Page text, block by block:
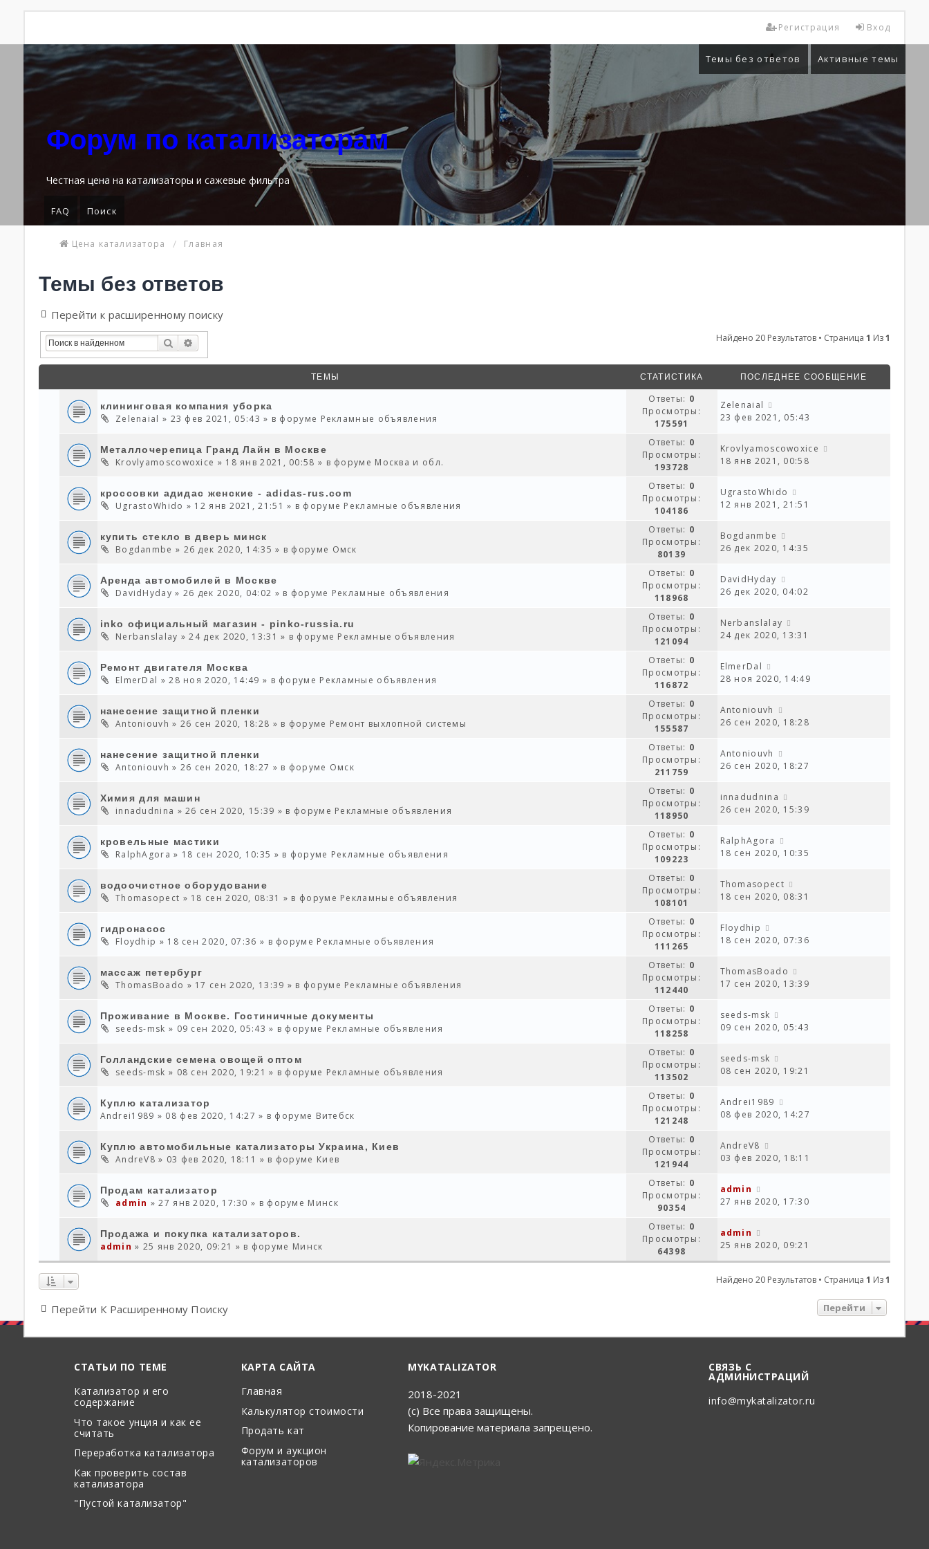
Вход
Регистрация
Темы без ответов Активные темы
Форум по катализаторам
Честная цена на катализаторы и сажевые фильтра
FAQ Поиск
Цена катализатора Главная
Темы без ответов
Перейти к расширенному поиску
Поиск Найдено 20 Результатов • Страница1 Из1
ТЕМЫ СТАТИСТИКА ПОСЛЕДНЕЕ СООБЩЕНИЕ
клининговая компания уборка
Zelenaial » 23 фев 2021, 05:43 » в форуме Рекламные объявления
Ответы: 0
Просмотры:
175591
Zelenaial
23 фев 2021, 05:43
Металлочерепица Гранд Лайн в Москве
Krovlyamoscowoxice » 18 янв 2021, 00:58 » в форуме Москва и обл.
Ответы: 0
Просмотры:
193728
Krovlyamoscowoxice
18 янв 2021, 00:58
кроссовки адидас женские - adidas-rus.com
UgrastoWhido » 12 янв 2021, 21:51 » в форуме Рекламные объявления
Ответы: 0
Просмотры:
104186
UgrastoWhido
12 янв 2021, 21:51
купить стекло в дверь минск
Bogdanmbe » 26 дек 2020, 14:35 » в форуме Омск
Ответы: 0
Просмотры:
80139
Bogdanmbe
26 дек 2020, 14:35
Аренда автомобилей в Москве
DavidHyday » 26 дек 2020, 04:02 » в форуме Рекламные объявления
Ответы: 0
Просмотры:
118968
DavidHyday
26 дек 2020, 04:02
inko официальный магазин - pinko-russia.ru
Nerbanslalay » 24 дек 2020, 13:31 » в форуме Рекламные объявления
Ответы: 0
Просмотры:
121094
Nerbanslalay
24 дек 2020, 13:31
Ремонт двигателя Москва
ElmerDal » 28 ноя 2020, 14:49 » в форуме Рекламные объявления
Ответы: 0
Просмотры:
116872
ElmerDal
28 ноя 2020, 14:49
нанесение защитной пленки
Antoniouvh » 26 сен 2020, 18:28 » в форуме Ремонт выхлопной системы
Ответы: 0
Просмотры:
155587
Antoniouvh
26 сен 2020, 18:28
нанесение защитной пленки
Antoniouvh » 26 сен 2020, 18:27 » в форуме Омск
Ответы: 0
Просмотры:
211759
Antoniouvh
26 сен 2020, 18:27
Химия для машин
innadudnina » 26 сен 2020, 15:39 » в форуме Рекламные объявления
Ответы: 0
Просмотры:
118950
innadudnina
26 сен 2020, 15:39
кровельные мастики
RalphAgora » 18 сен 2020, 10:35 » в форуме Рекламные объявления
Ответы: 0
Просмотры:
109223
RalphAgora
18 сен 2020, 10:35
водоочистное оборудование
Thomasopect » 18 сен 2020, 08:31 » в форуме Рекламные объявления
Ответы: 0
Просмотры:
108101
Thomasopect
18 сен 2020, 08:31
гидронасос
Floydhip » 18 сен 2020, 07:36 » в форуме Рекламные объявления
Ответы: 0
Просмотры:
111265
Floydhip
18 сен 2020, 07:36
массаж петербург
ThomasBoado » 17 сен 2020, 13:39 » в форуме Рекламные объявления
Ответы: 0
Просмотры:
112440
ThomasBoado
17 сен 2020, 13:39
Проживание в Москве. Гостиничные документы
seeds-msk » 09 сен 2020, 05:43 » в форуме Рекламные объявления
Ответы: 0
Просмотры:
118258
seeds-msk
09 сен 2020, 05:43
Голландские семена овощей оптом
seeds-msk » 08 сен 2020, 19:21 » в форуме Рекламные объявления
Ответы: 0
Просмотры:
113502
seeds-msk
08 сен 2020, 19:21
Куплю катализатор
Andrei1989 » 08 фев 2020, 14:27 » в форуме Витебск
Ответы: 0
Просмотры:
121248
Andrei1989
08 фев 2020, 14:27
Куплю автомобильные катализаторы Украина, Киев
AndreV8 » 03 фев 2020, 18:11 » в форуме Киев
Ответы: 0
Просмотры:
121944
AndreV8
03 фев 2020, 18:11
Продам катализатор
admin » 27 янв 2020, 17:30 » в форуме Минск
Ответы: 0
Просмотры:
90354
admin
27 янв 2020, 17:30
Продажа и покупка катализаторов.
admin » 25 янв 2020, 09:21 » в форуме Минск
Ответы: 0
Просмотры:
64398
admin
25 янв 2020, 09:21
Найдено 20 Результатов • Страница1 Из1
Перейти К Расширенному Поиску Перейти
СТАТЬИ ПО ТЕМЕ
Катализатор и его
содержание
Что такое унция и как ее
считать
Переработка катализатора
Как проверить состав
катализатора
"Пустой катализатор"
КАРТА САЙТА
Главная
Калькулятор стоимости
Продать кат
Форум и аукцион
катализаторов
MYKATALIZATOR
2018-2021
(с) Все права защищены.
Копирование материала запрещено.
СВЯЗЬ С
АДМИНИСТРАЦИЙ
info@mykatalizator.ru